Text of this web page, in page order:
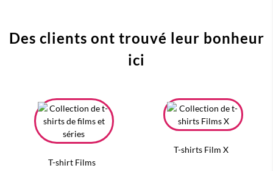
Des clients ont trouvé leur bonheur
ici
T-shirt Films
T-shirts Film X